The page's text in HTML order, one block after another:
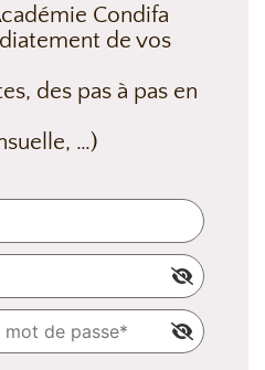
Condifa
de vos
des pas à pas en
…)